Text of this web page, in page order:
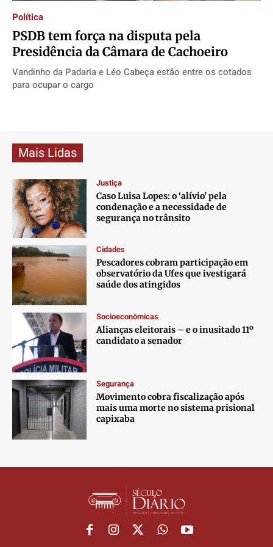
Privacidade
Privacidade
Privacidade
Privacidade
Política
PSDB tem força na disputa pela
Presidência da Câmara de Cachoeiro
Vandinho da Padaria e Léo Cabeça estão entre os cotados
para ocupar o cargo
Mais Lidas
Justiça
Caso Luisa Lopes: o ‘alívio’ pela
condenação e a necessidade de
segurança no trânsito
Cidades
Pescadores cobram participação em
observatório da Ufes que ivestigará
saúde dos atingidos
Socioeconômicas
Alianças eleitorais – e o inusitado 11º
candidato a senador
Segurança
Movimento cobra fiscalização após
mais uma morte no sistema prisional
capixaba